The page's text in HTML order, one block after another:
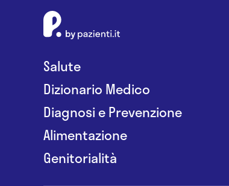
Salute
Dizionario Medico
Diagnosi e Prevenzione
Alimentazione
Genitorialità